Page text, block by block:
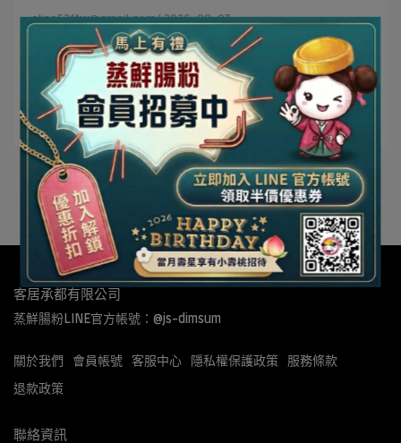
elisa521fw@gmail.com | 2026-08-03
蒸鮮腸粉港式飲茶｜2026年8月最新菜單⋯
閱讀更多 ->
更多文章
客居承都有限公司
蒸鮮腸粉LINE官方帳號：@js-dimsum
關於我們 會員帳號 客服中心 隱私權保護政策 服務條款
退款政策
聯絡資訊